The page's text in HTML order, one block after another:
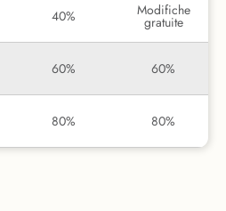
40% Modifiche
gratuite
60% 60%
80% 80%